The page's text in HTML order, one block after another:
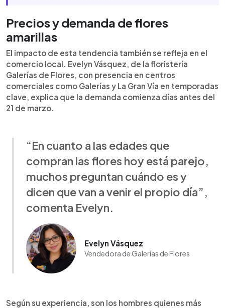
Precios y demanda de flores
amarillas
El impacto de esta tendencia también se refleja en el
comercio local. Evelyn Vásquez, de la floristería
Galerías de Flores, con presencia en centros
comerciales como Galerías y La Gran Vía en temporadas
clave, explica que la demanda comienza días antes del
21 de marzo.
“En cuanto a las edades que
compran las flores hoy está parejo,
muchos preguntan cuándo es y
dicen que van a venir el propio día”,
comenta Evelyn.
Evelyn Vásquez
Vendedora de Galerías de Flores
Según su experiencia, son los hombres quienes más